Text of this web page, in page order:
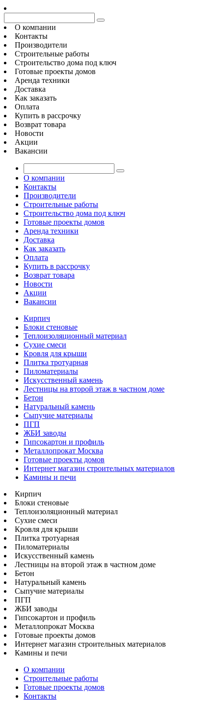
О компании
Контакты
Производители
Строительные работы
Строительство дома под ключ
Готовые проекты домов
Аренда техники
Доставка
Как заказать
Оплата
Купить в рассрочку
Возврат товара
Новости
Акции
Вакансии
О компании
Контакты
Производители
Строительные работы
Строительство дома под ключ
Готовые проекты домов
Аренда техники
Доставка
Как заказать
Оплата
Купить в рассрочку
Возврат товара
Новости
Акции
Вакансии
Кирпич
Блоки стеновые
Теплоизоляционный материал
Сухие смеси
Кровля для крыши
Плитка тротуарная
Пиломатериалы
Искусственный камень
Лестницы на второй этаж в частном доме
Бетон
Натуральный камень
Сыпучие материалы
ПГП
ЖБИ заводы
Гипсокартон и профиль
Металлопрокат Москва
Готовые проекты домов
Интернет магазин строительных материалов
Камины и печи
Кирпич
Блоки стеновые
Теплоизоляционный материал
Сухие смеси
Кровля для крыши
Плитка тротуарная
Пиломатериалы
Искусственный камень
Лестницы на второй этаж в частном доме
Бетон
Натуральный камень
Сыпучие материалы
ПГП
ЖБИ заводы
Гипсокартон и профиль
Металлопрокат Москва
Готовые проекты домов
Интернет магазин строительных материалов
Камины и печи
О компании
Строительные работы
Готовые проекты домов
Контакты